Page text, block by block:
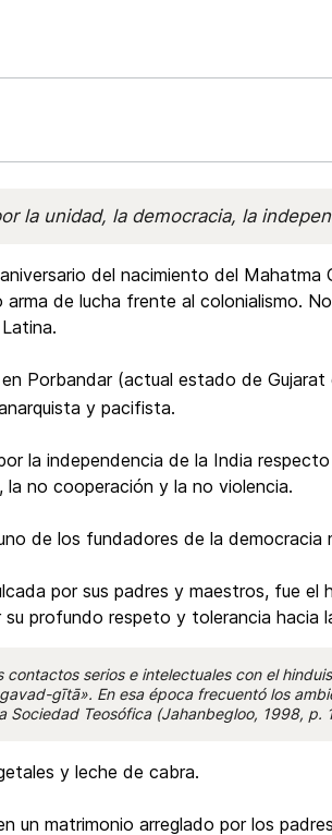
la unidad, la democracia, la
del nacimiento del Mahatma
de lucha frente al colonialismo.
Porbandar (actual estado de
y pacifista.
la independencia de la India
no cooperación y la no violencia.
de los fundadores de la democracia
por sus padres y maestros, fue el
profundo respeto y tolerancia hacia
serios e intelectuales con el
gītā». En esa época frecuentó los
Sociedad Teosófica (Jahanbegloo, 1998, p.
y leche de cabra.
un matrimonio arreglado por los